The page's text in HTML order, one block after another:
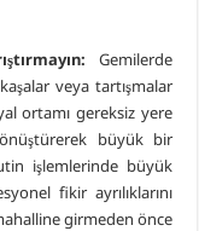
Gemilerde
veya tartışmalar
ortamı gereksiz yere
büyük bir
işlemlerinde büyük
fikir ayrılıklarını
girmeden önce